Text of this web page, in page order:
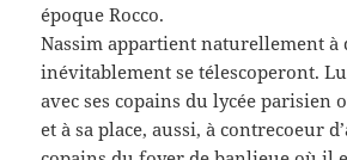
époque Rocco.
Nassim appartient naturellement à
inévitablement se télescoperont.
avec ses copains du lycée parisien
et à sa place, aussi, à contrecoeur